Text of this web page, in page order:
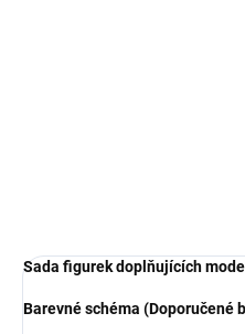
Sada figurek doplňujících
Barevné schéma (Doporučené